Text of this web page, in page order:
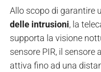
Allo scopo di garantire
delle intrusioni, la
supporta la visione
sensore PIR, il sensore
attiva fino ad una